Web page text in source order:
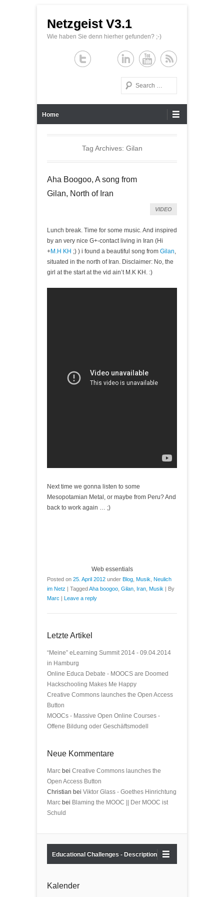
Netzgeist V3.1
Wie haben Sie denn hierher gefunden? ;-)
Search
Home
Tag Archives: Gilan
Aha Boogoo, A song from
Gilan, North of Iran
VIDEO
Lunch break. Time for some music. And inspired
by an very nice G+-contact living in Iran (Hi
+M.H KH ;) ) i found a beautiful song from Gilan,
situated in the north of Iran. Disclaimer: No, the
girl at the start at the vid ain’t M.K KH. :)
Next time we gonna listen to some
Mesopotamian Metal, or maybe from Peru? And
back to work again … ;)
Web essentials
Posted on 25. April 2012 under Blog Musik Neulich
im Netz | TaggedAha boogoo Gilan Iran Musik | By
Marc | Leave a reply
Letzte Artikel
“Meine” eLearning Summit 2014 - 09.04.2014
in Hamburg
Online Educa Debate - MOOCS are Doomed
Hackschooling Makes Me Happy
Creative Commons launches the Open Access
Button
MOOCs - Massive Open Online Courses -
Offene Bildung oder Geschäftsmodell
Neue Kommentare
Marc bei Creative Commons launches the
Open Access Button
Christian bei Viktor Glass - Goethes Hinrichtung
Marc bei Blaming the MOOC || Der MOOC ist
Schuld
Educational Challenges - Description
Kalender